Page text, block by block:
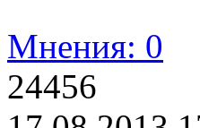
Мнения: 0
24456